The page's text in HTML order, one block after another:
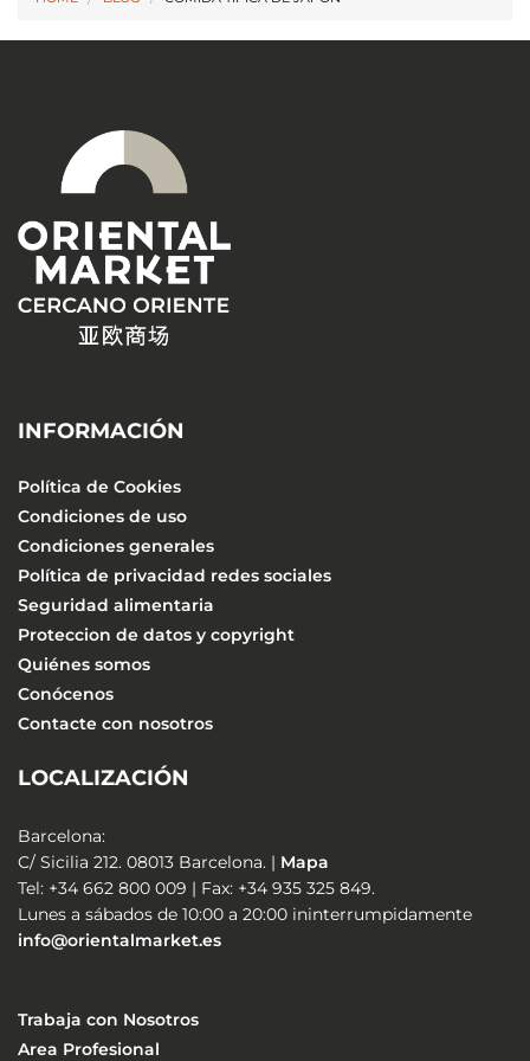
INFORMACIÓN
Política de Cookies
Condiciones de uso
Condiciones generales
Política de privacidad redes sociales
Seguridad alimentaria
Proteccion de datos y copyright
Quiénes somos
Conócenos
Contacte con nosotros
LOCALIZACIÓN
Barcelona:
C/ Sicilia 212. 08013 Barcelona. | Mapa
Tel: +34 662 800 009 | Fax: +34 935 325 849.
Lunes a sábados de 10:00 a 20:00 ininterrumpidamente
info@orientalmarket.es
Trabaja con Nosotros
Area Profesional